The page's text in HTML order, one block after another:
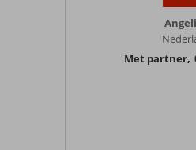
Met partner,